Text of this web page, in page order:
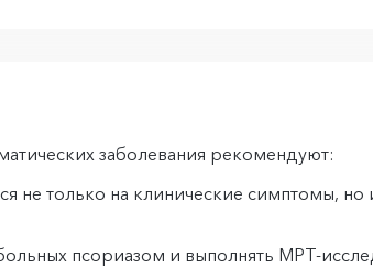
заболевания рекомендуют:
не только на клинические симптомы,
псориазом и выполнять МРТ-